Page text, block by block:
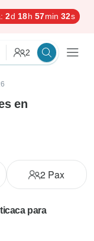
2d 18h 57min 30s
2
en
2 Pax
para